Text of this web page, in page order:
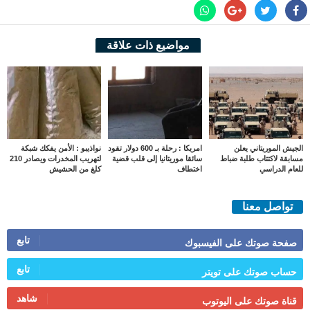
مواضيع ذات علاقة
الجيش الموريتاني يعلن
مسابقة لاكتتاب طلبة ضباط
للعام الدراسي
امريكا : رحلة بـ 600 دولار تقود
سائقا موريتانيا إلى قلب قضية
اختطاف
نواذيبو : الأمن يفكك شبكة
لتهريب المخدرات ويصادر 210
كلغ من الحشيش
تواصل معنا
صفحة صوتك على الفيسبوك تابع
حساب صوتك على تويتر تابع
قناة صوتك على اليوتوب شاهد